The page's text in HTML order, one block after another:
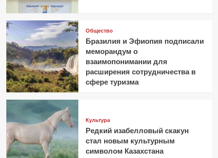
Общество
Бразилия и Эфиопия подписали
меморандум о
взаимопонимании для
расширения сотрудничества в
сфере туризма
Культура
Редкий изабелловый скакун
стал новым культурным
символом Казахстана